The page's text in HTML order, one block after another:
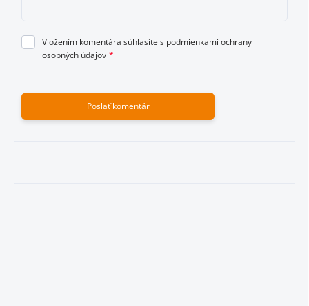
Vložením komentára súhlasíte s podmienkami ochrany
osobných údajov
Poslať komentár